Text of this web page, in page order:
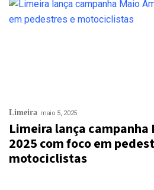
Limeira maio 5, 2025
Limeira lança campanha
2025 com foco em
motociclistas